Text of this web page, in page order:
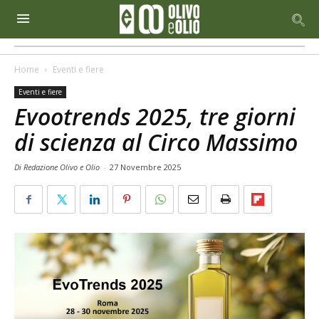
Home Eventi e fiere
Eventi e fiere
Evootrends 2025, tre giorni
di scienza al Circo Massimo
Di Redazione Olivo e Olio - 27 Novembre 2025